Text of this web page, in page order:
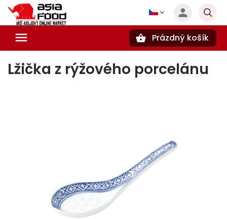
Prázdný košík
Lžička z rýžového porcelánu